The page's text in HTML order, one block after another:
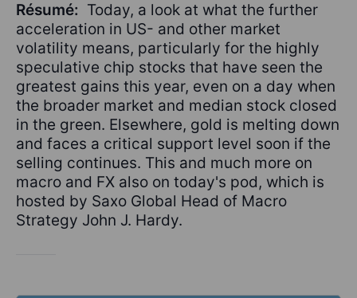
Résumé: Today, a look at what the further
acceleration in US- and other market
volatility means, particularly for the highly
speculative chip stocks that have seen the
greatest gains this year, even on a day when
the broader market and median stock closed
in the green. Elsewhere, gold is melting down
and faces a critical support level soon if the
selling continues. This and much more on
macro and FX also on today's pod, which is
hosted by Saxo Global Head of Macro
Strategy John J. Hardy.